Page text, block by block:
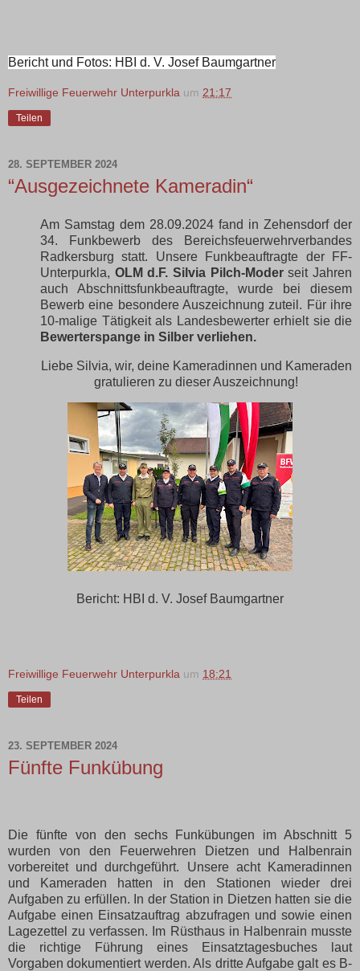
Bericht und Fotos: HBI d. V. Josef Baumgartner
Freiwillige Feuerwehr Unterpurkla um 21:17
Teilen
28. SEPTEMBER 2024
“Ausgezeichnete Kameradin“
Am Samstag dem 28.09.2024 fand in Zehensdorf der
34. Funkbewerb des Bereichsfeuerwehrverbandes
Radkersburg statt. Unsere Funkbeauftragte der FF-
Unterpurkla, OLM d.F. Silvia Pilch-Moderseit Jahren
auch Abschnittsfunkbeauftragte, wurde bei diesem
Bewerb eine besondere Auszeichnung zuteil. Für ihre
10-malige Tätigkeit als Landesbewerter erhielt sie die
Bewerterspange in Silber verliehen.
Liebe Silvia, wir, deine Kameradinnen und Kameraden
gratulieren zu dieser Auszeichnung!
Bericht: HBI d. V. Josef Baumgartner
Freiwillige Feuerwehr Unterpurkla um 18:21
Teilen
23. SEPTEMBER 2024
Fünfte Funkübung
Die fünfte von den sechs Funkübungen im Abschnitt 5
wurden von den Feuerwehren Dietzen und Halbenrain
vorbereitet und durchgeführt. Unsere acht Kameradinnen
und Kameraden hatten in den Stationen wieder drei
Aufgaben zu erfüllen. In der Station in Dietzen hatten sie die
Aufgabe einen Einsatzauftrag abzufragen und sowie einen
Lagezettel zu verfassen. Im Rüsthaus in Halbenrain musste
die richtige Führung eines Einsatztagesbuches laut
Vorgaben dokumentiert werden. Als dritte Aufgabe galt es B-